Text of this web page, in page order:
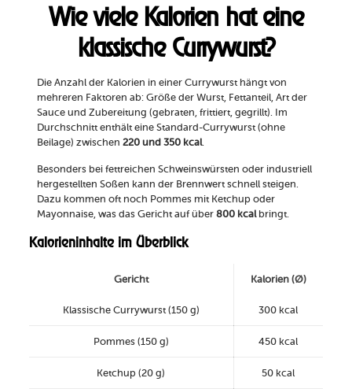
Wie viele Kalorien hat eine
klassische Currywurst?
Die Anzahl der Kalorien in einer Currywurst hängt von
mehreren Faktoren ab: Größe der Wurst, Fettanteil, Art der
Sauce und Zubereitung (gebraten, frittiert, gegrillt). Im
Durchschnitt enthält eine Standard-Currywurst (ohne
Beilage) zwischen 220 und 350 kcal.
Besonders bei fettreichen Schweinswürsten oder industriell
hergestellten Soßen kann der Brennwert schnell steigen.
Dazu kommen oft noch Pommes mit Ketchup oder
Mayonnaise, was das Gericht auf über 800 kcalbringt.
Kalorieninhalte im Überblick
Gericht Kalorien (Ø)
Klassische Currywurst (150 g) 300 kcal
Pommes (150 g) 450 kcal
Ketchup (20 g) 50 kcal